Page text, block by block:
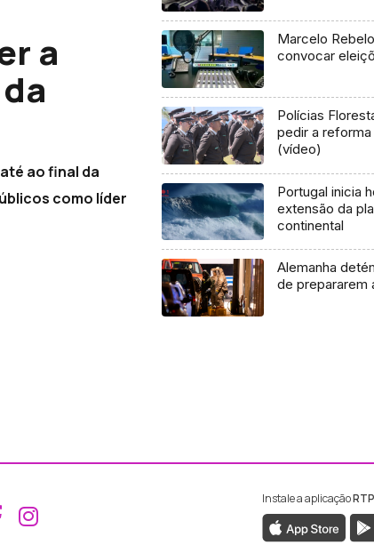
a
ao final da
como líder
Marcelo
convocar
Polícias
pedir a
(vídeo)
Portugal inicia
extensão da
continental
Alemanha
de prepararem
Aceder ao Facebook da RTP
Aceder ao Instagram da RTP
Instale a aplicação